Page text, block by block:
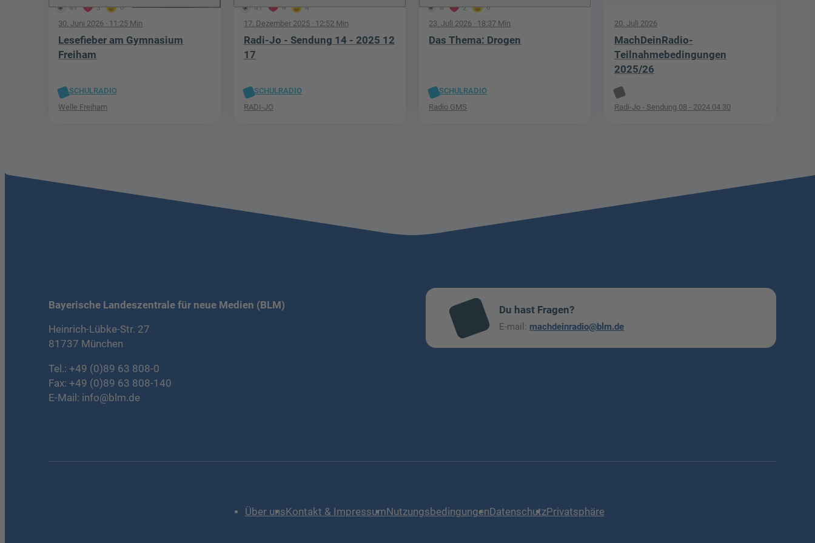
41 3 0
30. Juni 2026 · 11:25 Min
Lesefieber am Gymnasium
Freiham
SCHULRADIO
Welle Freiham
41 4 4
17. Dezember 2025· 12:52 Min
Radi-Jo - Sendung 14 - 2025 12
17
SCHULRADIO
RADI-JO
8 2 0
23. Juli 2026 · 18:37 Min
Das Thema: Drogen
SCHULRADIO
Radio GMS
20. Juli 2026
MachDeinRadio-
Teilnahmebedingungen
2025/26
Radi-Jo - Sendung 08 - 2024 04 30
Bayerische Landeszentrale für neue Medien (BLM)
Heinrich-Lübke-Str. 27
81737 München
Tel.: +49 (0)89 63 808-0
Fax: +49 (0)89 63 808-140
E-Mail: info@blm.de
mai
l
Du hast Fragen?
E-mail: machdeinradio@blm.de
Über unsKontakt & ImpressumNutzungsbedingungenDatenschutzPrivatsphäre